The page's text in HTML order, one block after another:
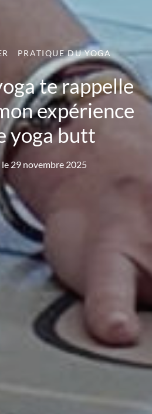
PRATIQUE DU YOGA
te rappelle
expérience
yoga butt
le29 novembre 2025